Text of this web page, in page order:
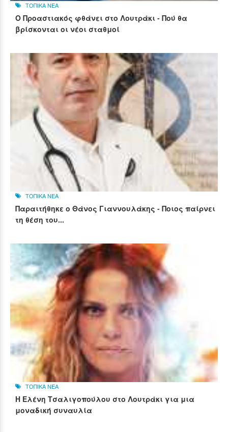
ΤΟΠΙΚΑ ΝΕΑ
Ο Προαστιακός φθάνει στο Λουτράκι - Πού θα
βρίσκονται οι νέοι σταθμοί
ΤΟΠΙΚΑ ΝΕΑ
Παραιτήθηκε ο Θάνος Γιαννουλάκης - Ποιος παίρνει
τη θέση του...
ΤΟΠΙΚΑ ΝΕΑ
Η Ελένη Τσαλιγοπούλου στο Λουτράκι για μια
μοναδική συναυλία